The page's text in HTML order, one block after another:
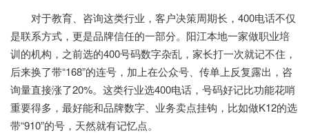
对于教育、咨询这类行业，客户决策周期长，400电话不仅
是联系方式，更是品牌信任的一部分。阳江本地一家做职业培
训的机构，之前选的400号码数字杂乱，家长打一次就记不住，
后来换了带“168”的连号，加上在公众号、传单上反复露出，咨
询量直接涨了20%。这类行业选400电话，号码好记比功能花哨
重要得多，最好能和品牌数字、业务卖点挂钩，比如做K12的选
带“910”的号，天然就有记忆点。